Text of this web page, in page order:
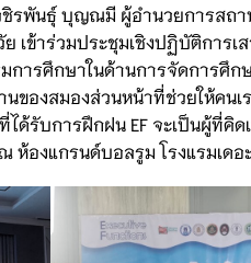
พันธุ์ บุญณมี ผู้อำนวยการสถา
าร่วมประชุมเชิงปฏิบัติการเ
การศึกษาในด้านการจัดการศึ
นของสมองส่วนหน้าที่ช่วยให้ค
รับการฝึกฝน EF จะเป็นผู้ที่คิ
องแกรนด์บอลรูม โรงแรมเดอ